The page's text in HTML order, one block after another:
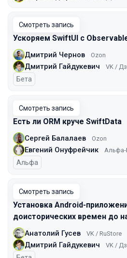
Смотреть запись
Ускоряем SwiftUI с
Дмитрий Чернов Ozon
Дмитрий Гайдукевич VK /
Бета
Смотреть запись
Есть ли ORM круче SwiftData
Сергей Балалаев Ozon
Евгений Онуфрейчик Альфа-
Альфа
Смотреть запись
Установка Android-
доисторических времен до
Анатолий Гусев VK / RuStore
Дмитрий Гайдукевич VK /